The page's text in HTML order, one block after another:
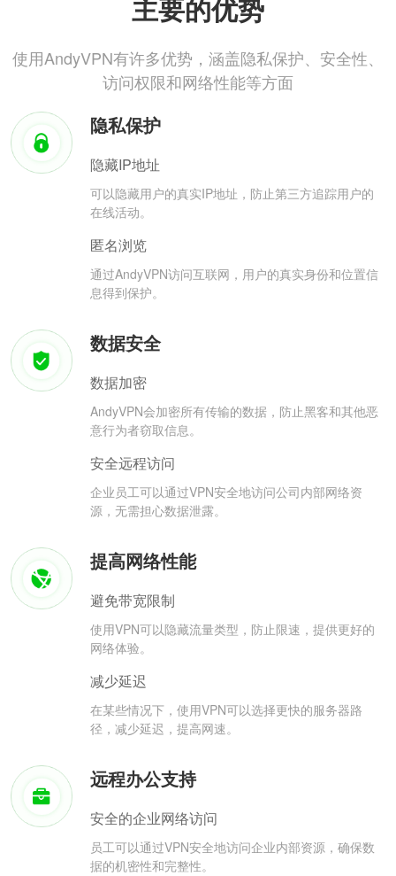
主要的优势
使用AndyVPN有许多优势，涵盖隐私保护、安全性、
访问权限和网络性能等方面
隐私保护
隐藏IP地址
可以隐藏用户的真实IP地址，防止第三方追踪用户的
在线活动。
匿名浏览
通过AndyVPN访问互联网，用户的真实身份和位置信
息得到保护。
数据安全
数据加密
AndyVPN会加密所有传输的数据，防止黑客和其他恶
意行为者窃取信息。
安全远程访问
企业员工可以通过VPN安全地访问公司内部网络资
源，无需担心数据泄露。
提高网络性能
避免带宽限制
使用VPN可以隐藏流量类型，防止限速，提供更好的
网络体验。
减少延迟
在某些情况下，使用VPN可以选择更快的服务器路
径，减少延迟，提高网速。
远程办公支持
安全的企业网络访问
员工可以通过VPN安全地访问企业内部资源，确保数
据的机密性和完整性。